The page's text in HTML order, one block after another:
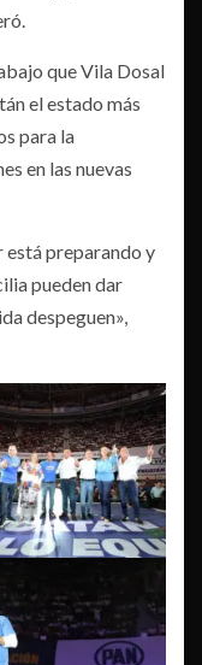
que Vila Dosal
el estado más
para la
en las nuevas
está preparando y
pueden dar
despeguen»,